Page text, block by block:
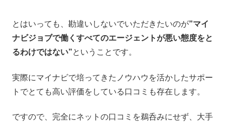
とはいっても、勘違いしないでいただきたいのが”マイ
ナビジョブで働くすべてのエージェントが悪い態度をと
るわけではない”ということです。
実際にマイナビで培ってきたノウハウを活かしたサポー
トでとても高い評価をしている口コミも存在します。
ですので、完全にネットの口コミを鵜呑みにせず、大手